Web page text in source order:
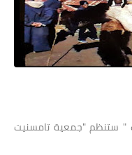
" ستنظم "جمعية تامسنيت